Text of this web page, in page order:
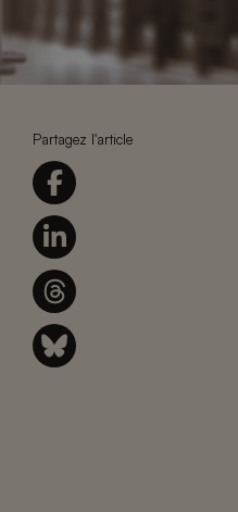
Partagez l'article